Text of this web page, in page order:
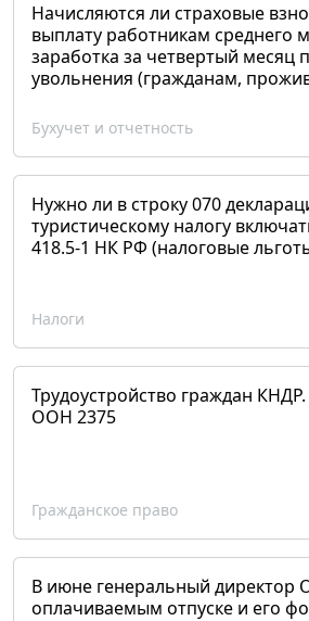
Начисляются ли страховые
выплату работникам среднего
заработка за четвертый месяц
увольнения (гражданам,
Бухучет и отчетность
Нужно ли в строку 070
туристическому налогу
418.5-1 НК РФ (налоговые
Налоги
Трудоустройство граждан
ООН 2375
Гражданское право
В июне генеральный директор
оплачиваемым отпуске и его